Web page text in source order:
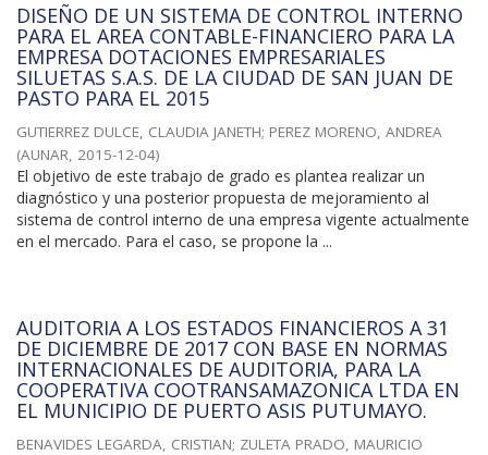
DISEÑO DE UN SISTEMA DE CONTROL INTERNO
PARA EL AREA CONTABLE-FINANCIERO PARA LA
EMPRESA DOTACIONES EMPRESARIALES
SILUETAS S.A.S. DE LA CIUDAD DE SAN JUAN DE
PASTO PARA EL 2015
GUTIERREZ DULCE, CLAUDIA JANETH; PEREZ MORENO, ANDREA
(AUNAR, 2015-12-04)
El objetivo de este trabajo de grado es plantea realizar un
diagnóstico y una posterior propuesta de mejoramiento al
sistema de control interno de una empresa vigente actualmente
en el mercado. Para el caso, se propone la ...
AUDITORIA A LOS ESTADOS FINANCIEROS A 31
DE DICIEMBRE DE 2017 CON BASE EN NORMAS
INTERNACIONALES DE AUDITORIA, PARA LA
COOPERATIVA COOTRANSAMAZONICA LTDA EN
EL MUNICIPIO DE PUERTO ASIS PUTUMAYO.
BENAVIDES LEGARDA, CRISTIAN; ZULETA PRADO, MAURICIO